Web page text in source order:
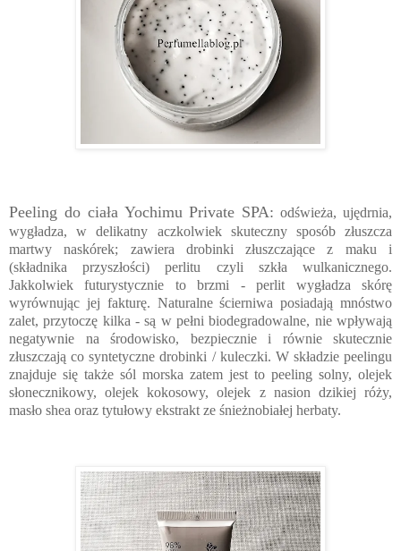
Peeling do ciała Yochimu Private SPA: odświeża, ujędrnia,
wygładza, w delikatny aczkolwiek skuteczny sposób złuszcza
martwy naskórek; zawiera drobinki złuszczające z maku i
(składnika przyszłości) perlitu czyli szkła wulkanicznego.
Jakkolwiek futurystycznie to brzmi - perlit wygładza skórę
wyrównując jej fakturę. Naturalne ścierniwa posiadają mnóstwo
zalet, przytoczę kilka - są w pełni biodegradowalne, nie wpływają
negatywnie na środowisko, bezpiecznie i równie skutecznie
złuszczają co syntetyczne drobinki / kuleczki. W składzie peelingu
znajduje się także sól morska zatem jest to peeling solny, olejek
słonecznikowy, olejek kokosowy, olejek z nasion dzikiej róży,
masło shea oraz tytułowy ekstrakt ze śnieżnobiałej herbaty.